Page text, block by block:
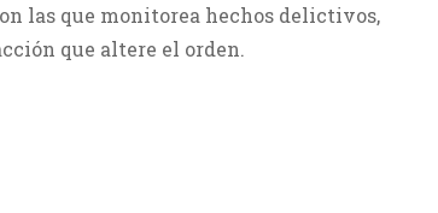
las que monitorea hechos delictivos,
que altere el orden.